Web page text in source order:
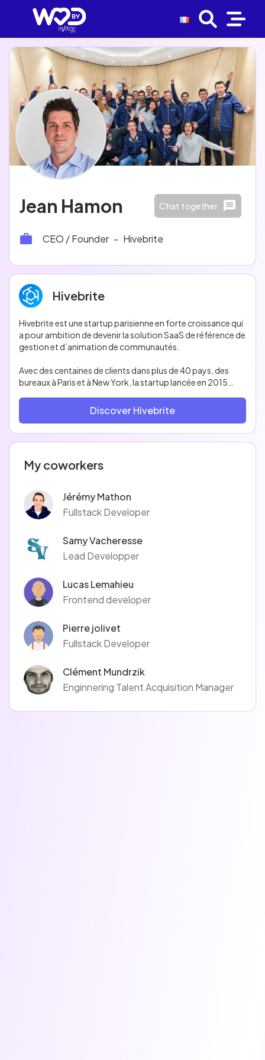
Jean Hamon Chat together
CEO / Founder - Hivebrite
Hivebrite
Hivebrite est une startup parisienne en forte croissance qui
a pour ambition de devenir la solution SaaS de référence de
gestion et d’animation de communautés.
Avec des centaines de clients dans plus de 40 pays, des
bureaux à Paris et à New York, la startup lancée en 2015
le Cirque du Soleil, ainsi que de grandes Écoles et
Universités en Europe et aux US (Stanford, Notre Dame) qui
d'artistes avec Hivebrite.
Hivebrite, c'est aussi une grande communauté de
challenges sportifs du midi se suivent et ne se ressemblent
pas. Les semaines se finissent rarement sans un apéro.
Discover Hivebrite
My coworkers
Jérémy Mathon
Fullstack Developer
Samy Vacheresse
Lead Developper
Lucas Lemahieu
Frontend developer
Pierre jolivet
Fullstack Developer
Clément Mundrzik
Enginnering Talent Acquisition Manager